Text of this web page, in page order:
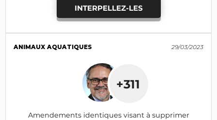
INTERPELLEZ-LES
ANIMAUX AQUATIQUES 29/03/2023
+311
Amendements identiques visant à supprimer